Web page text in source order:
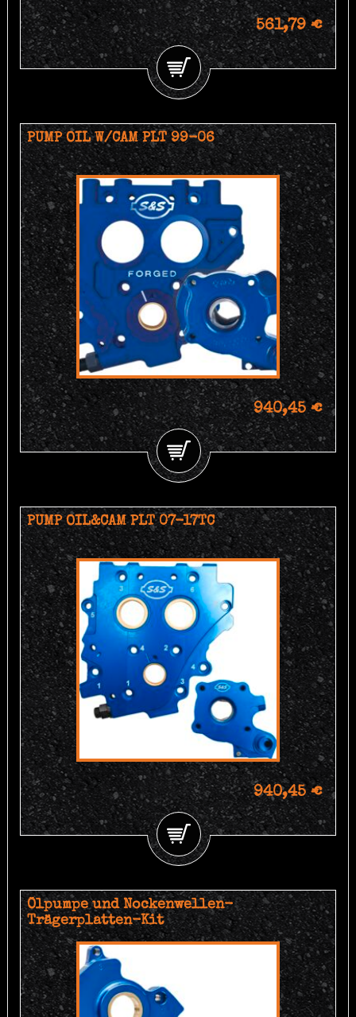
561,79 €
PUMP OIL W/CAM PLT 99-06
940,45 €
PUMP OIL&CAM PLT 07-17TC
940,45 €
Ölpumpe und Nockenwellen-
Trägerplatten-Kit